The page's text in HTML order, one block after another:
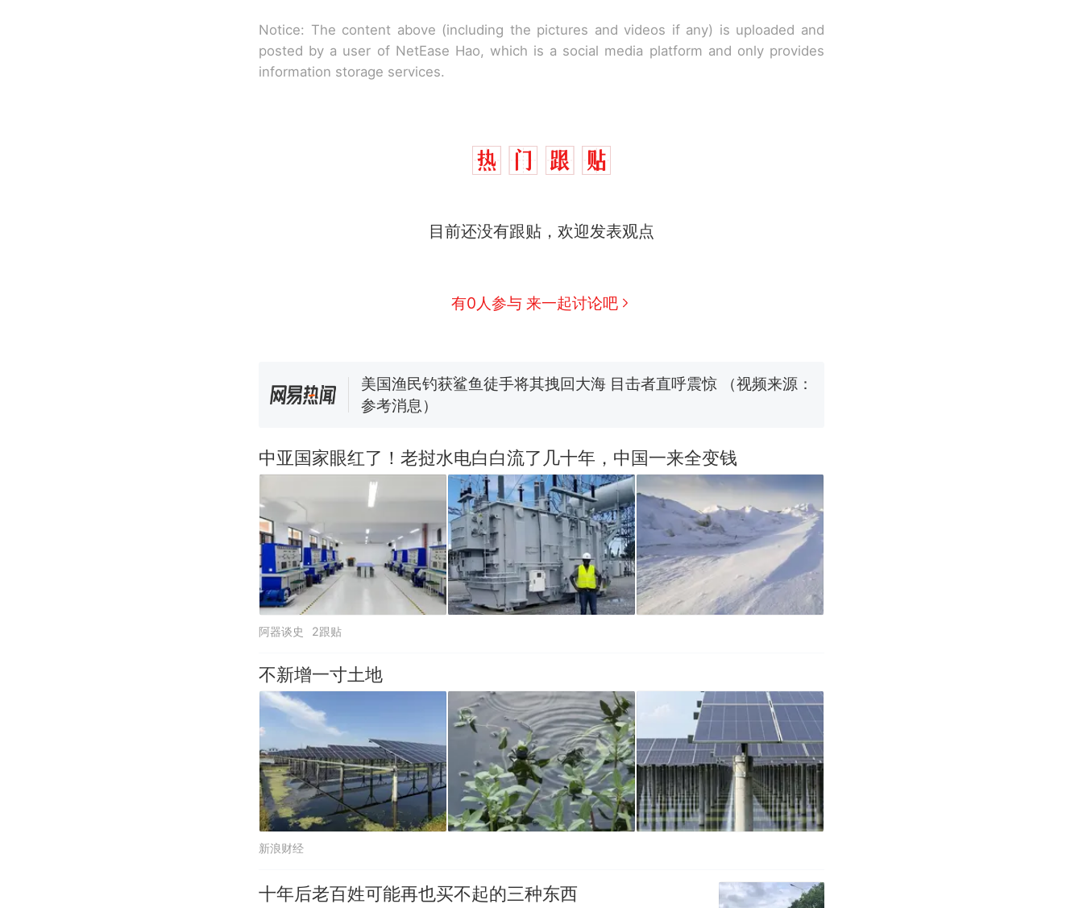
Notice: The content above (including the pictures and videos if any) is uploaded and
posted by a user of NetEase Hao, which is a social media platform and only provides
information storage services.
目前还没有跟贴，欢迎发表观点
有0人参与 来一起讨论吧
那个在床头放菜刀的女孩，因老师一句“跟我回家”改写了人生
费大厨“全国小炒肉大王”称号，仅凭视频评出？中国烹饪协会回应
美国渔民钓获鲨鱼徒手将其拽回大海 目击者直呼震惊 （视频来源：
参考消息）
热 那个在床头放菜刀的女孩，因老师一句“跟我回家”改写了人生
中亚国家眼红了！老挝水电白白流了几十年，中国一来全变钱
阿器谈史 2跟贴
不新增一寸土地
新浪财经
十年后老百姓可能再也买不起的三种东西